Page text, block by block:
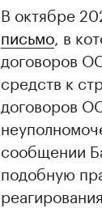
В октябре
письмо , в
договоров
средств к
договоров
сообщении
подобную